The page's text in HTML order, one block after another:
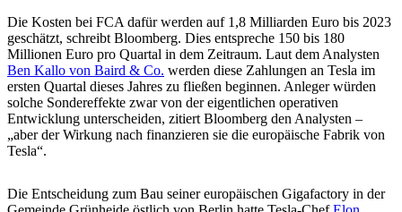
Die Kosten bei FCA dafür werden auf 1,8 Milliarden Euro bis 2023
geschätzt, schreibt Bloomberg. Dies entspreche 150 bis 180
Millionen Euro pro Quartal in dem Zeitraum. Laut dem Analysten
Ben Kallo von Baird & Co. werden diese Zahlungen an Tesla im
ersten Quartal dieses Jahres zu fließen beginnen. Anleger würden
solche Sondereffekte zwar von der eigentlichen operativen
Entwicklung unterscheiden, zitiert Bloomberg den Analysten –
„aber der Wirkung nach finanzieren sie die europäische Fabrik von
Tesla“.
Die Entscheidung zum Bau seiner europäischen Gigafactory in der